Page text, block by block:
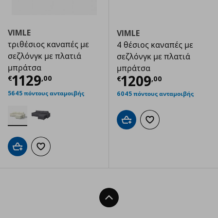
VIMLE
τριθέσιος καναπές με
σεζλόνγκ με πλατιά
μπράτσα
€1129,00
Τρέχουσα τιμή € 1129,00
5645 πόντους ανταμοιβής
Προσθήκη στο καλάθι
Προσθήκη στα αγαπημένα
VIMLE
4 θέσιος καναπές με
σεζλόνγκ με πλατιά
μπράτσα
€1209,00
Τρέχουσα
6045 πόντους ανταμοιβής
Προσθήκη στο καλάθι
Προσθήκη στα
Back To Top